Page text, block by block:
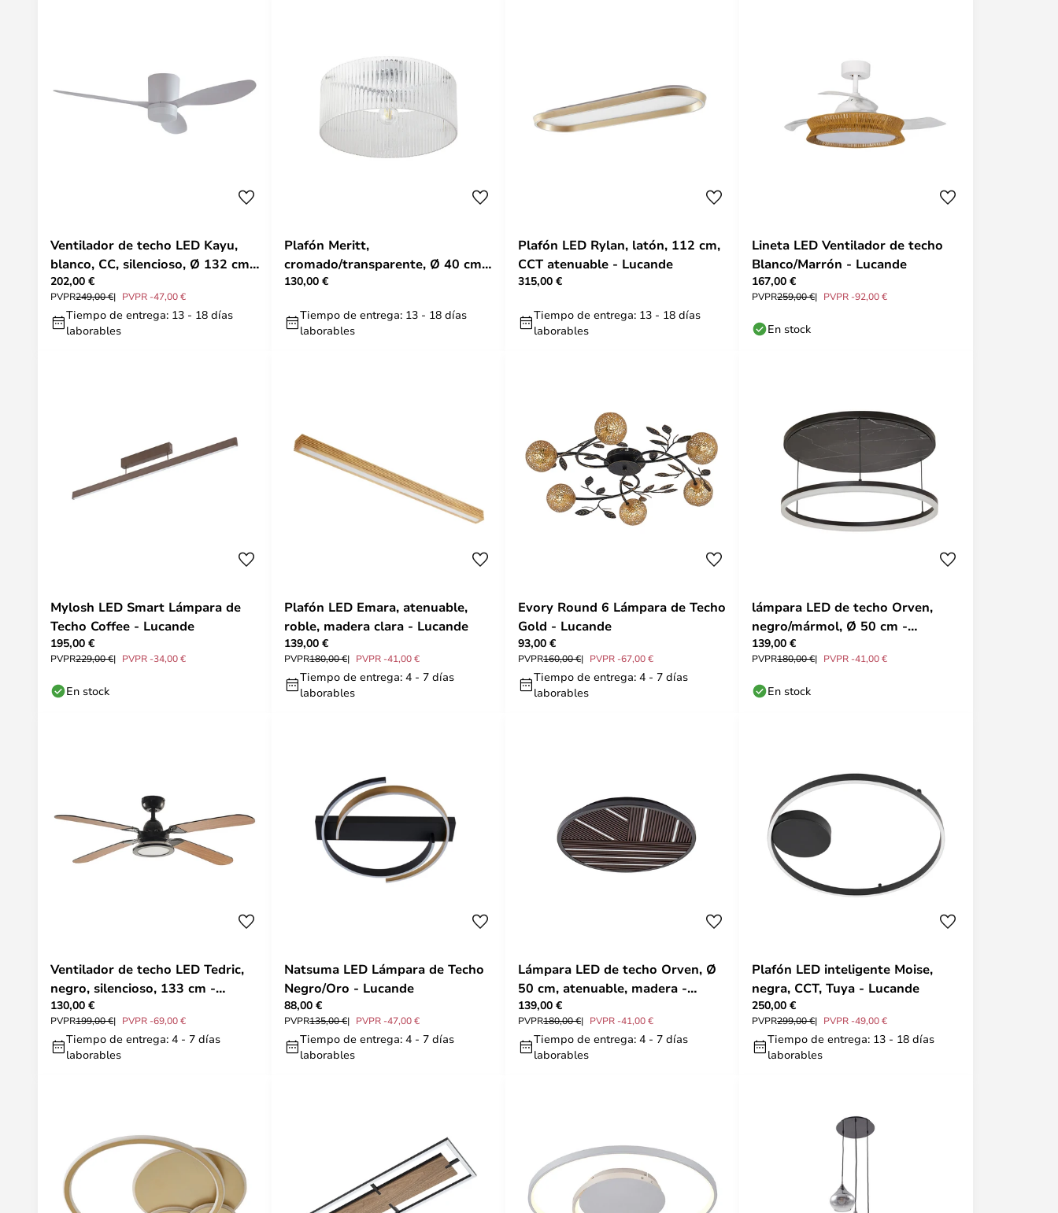
Ventilador de techo LED Kayu,
blanco, CC, silencioso, Ø 132 cm -
Lucande
202,00 €
PVPR249,00 € PVPR -47,00 €
Tiempo de entrega: 13 - 18 días
laborables
Plafón Meritt,
cromado/transparente, Ø 40 cm,
cristal - Lucande
130,00 €
Tiempo de entrega: 13 - 18 días
laborables
Plafón LED Rylan, latón, 112 cm,
CCT atenuable - Lucande
315,00 €
Tiempo de entrega: 13 - 18 días
laborables
Lineta LED Ventilador de techo
Blanco/Marrón - Lucande
167,00 €
PVPR259,00 € PVPR -92,00 €
En stock
Mylosh LED Smart Lámpara de
Techo Coffee - Lucande
195,00 €
PVPR229,00 € PVPR -34,00 €
En stock
Plafón LED Emara, atenuable,
roble, madera clara - Lucande
139,00 €
PVPR180,00 € PVPR -41,00 €
Tiempo de entrega: 4 - 7 días
laborables
Evory Round 6 Lámpara de Techo
Gold - Lucande
93,00 €
PVPR160,00 € PVPR -67,00 €
Tiempo de entrega: 4 - 7 días
laborables
lámpara LED de techo Orven,
negro/mármol, Ø 50 cm -
Lucande
139,00 €
PVPR180,00 € PVPR -41,00 €
En stock
Ventilador de techo LED Tedric,
negro, silencioso, 133 cm -
Lucande
130,00 €
PVPR199,00 € PVPR -69,00 €
Tiempo de entrega: 4 - 7 días
laborables
Natsuma LED Lámpara de Techo
Negro/Oro - Lucande
88,00 €
PVPR135,00 € PVPR -47,00 €
Tiempo de entrega: 4 - 7 días
laborables
Lámpara LED de techo Orven, Ø
50 cm, atenuable, madera -
Lucande
139,00 €
PVPR180,00 € PVPR -41,00 €
Tiempo de entrega: 4 - 7 días
laborables
Plafón LED inteligente Moise,
negra, CCT, Tuya - Lucande
250,00 €
PVPR299,00 € PVPR -49,00 €
Tiempo de entrega: 13 - 18 días
laborables